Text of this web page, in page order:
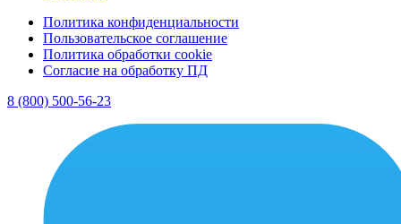
Политика конфиденциальности
Пользовательское соглашение
Политика обработки cookie
Согласие на обработку ПД
8 (800) 500-56-23